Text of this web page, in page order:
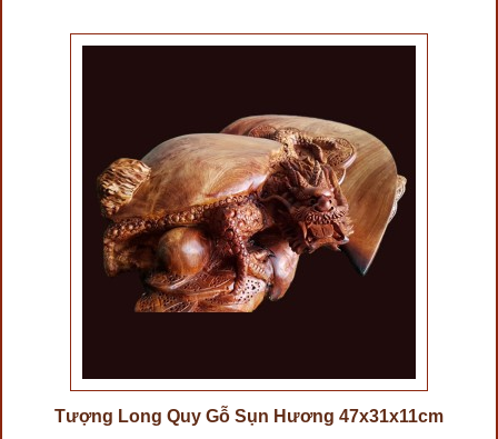
Tượng Long Quy Gỗ Sụn Hương 47x31x11cm